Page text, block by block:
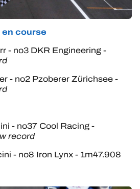
course
- no3 DKR Engineering -
- no2 Pzoberer Zürichsee -
- no37 Cool Racing -
record
- no8 Iron Lynx - 1m47.908